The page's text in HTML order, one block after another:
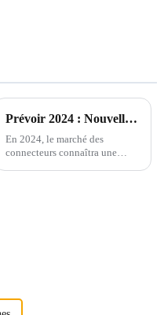
Prévoir 2024 : Nouvelle tendance du marché des connecteurs
En 2024, le marché des
connecteurs connaîtra une